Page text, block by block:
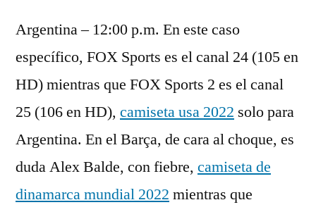
Argentina – 12:00 p.m. En este caso
específico, FOX Sports es el canal 24 (105 en
HD) mientras que FOX Sports 2 es el canal
25 (106 en HD), camiseta usa 2022 solo para
Argentina. En el Barça, de cara al choque, es
duda Alex Balde, con fiebre, camiseta de
dinamarca mundial 2022 mientras que